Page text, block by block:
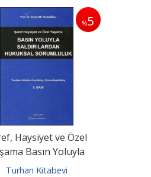
%5
Haysiyet ve Özel
Basın Yoluyla
Hukuksal...
Turhan Kitabevi